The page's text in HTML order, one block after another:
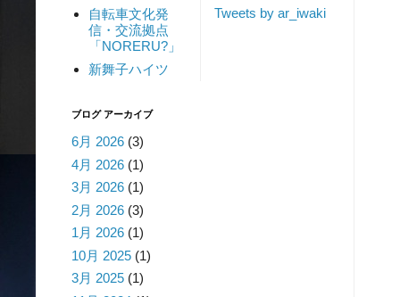
自転車文化発
信・交流拠点
「NORERU?」
新舞子ハイツ
Tweets by ar_iwaki
ブログ アーカイブ
6月 2026 (3)
4月 2026 (1)
3月 2026 (1)
2月 2026 (3)
1月 2026 (1)
10月 2025 (1)
3月 2025 (1)